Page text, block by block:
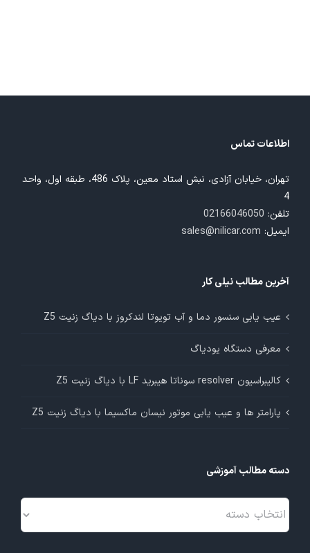
اطلاعات تماس
تهران، خیابان آزادی، نبش استاد معین، پلاک 486، طبقه اول، واحد
4
تلفن: 02166046050
ایمیل: sales@nilicar.com
آخرین مطالب نیلی کار
عیب یابی سنسور دما و آب تویوتا لندکروز با دیاگ زنیت Z5
معرفی دستگاه یودیاگ
کالیبراسیون resolver سوناتا هیبرید LF با دیاگ زنیت Z5
پارامتر ها و عیب یابی موتور نیسان ماکسیما با دیاگ زنیت Z5
دسته مطالب آموزشی
دسته